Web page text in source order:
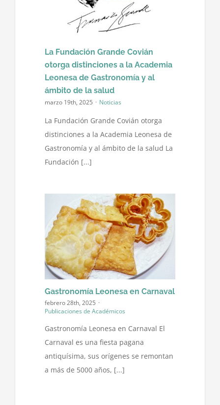
Política de cookies
Contacto
La Fundación Grande Covián
otorga distinciones a la Academia
Leonesa de Gastronomía y al
ámbito de la salud
marzo 19th, 2025 · Noticias
La Fundación Grande Covián otorga
distinciones a la Academia Leonesa de
Gastronomía y al ámbito de la salud La
Fundación [...]
Gastronomía Leonesa en Carnaval
febrero 28th, 2025 ·
Publicaciones de Académicos
Gastronomía Leonesa en Carnaval El
Carnaval es una fiesta pagana
antiquísima, sus orígenes se remontan
a más de 5000 años, [...]